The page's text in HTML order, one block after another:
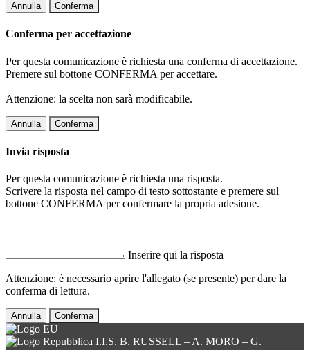
Annulla Conferma
Conferma per accettazione
Per questa comunicazione è richiesta una conferma di accettazione.
Premere sul bottone CONFERMA per accettare.
Attenzione: la scelta non sarà modificabile.
Annulla Conferma
Invia risposta
Per questa comunicazione è richiesta una risposta.
Scrivere la risposta nel campo di testo sottostante e premere sul
bottone CONFERMA per confermare la propria adesione.
Inserire qui la risposta
Attenzione: è necessario aprire l'allegato (se presente) per dare la
conferma di lettura.
Annulla Conferma
I.I.S. B. RUSSELL – A. MORO – G.